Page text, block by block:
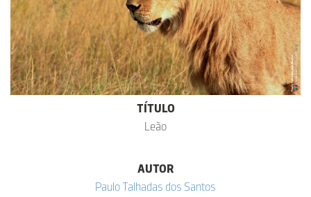
TÍTULO
Leão
AUTOR
Paulo Talhadas dos Santos